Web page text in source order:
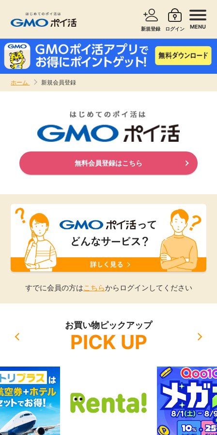
新規登録 ログイン MENU
ホーム 新規会員登録
お知らせ
無料
即日還元
アンケート
ゲーム
お友達紹介
カード比較
サービスで探す ショッピングで探す
無料サービス
エンタメ
暮らし
引っ越し
買取・査定
学び
美容・健康
銀行・金融・投資
家計の固定費
無料会員登録はこちら
すでに会員の方はこちらからログインしてください
お買い物ピックアップ
PICK UP